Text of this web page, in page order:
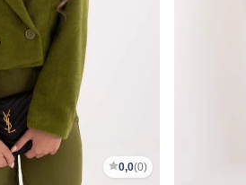
0,0(0)